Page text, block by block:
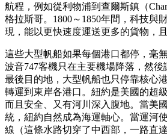
航程，例如從利物浦到查爾斯鎮（
格拉斯哥。1800～1850年間，科技與
現，能以更快速度運送更多的貨物，且
這些大型帆船如果每個港口都停，毫
波音747客機只在主要機場降落，然
最後目的地，大型帆船也只停靠核心
轉運到東岸各港口。紐約是美國的超
而且安全、又有河川深入腹地。當美
統，紐約自然成為海運軸心。當運河
線（這條水路切穿了中西部，一路直